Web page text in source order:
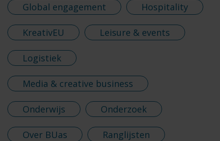
Global engagement Hospitality
KreativEU Leisure & events
Logistiek
Media & creative business
Onderwijs Onderzoek
Over BUas Ranglijsten